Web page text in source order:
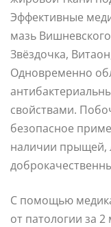
Эффективные
мазь
Звёздочка,
Одновременно
свойствами.
безопасное
наличии прыщей,
С помощью
от патологии за